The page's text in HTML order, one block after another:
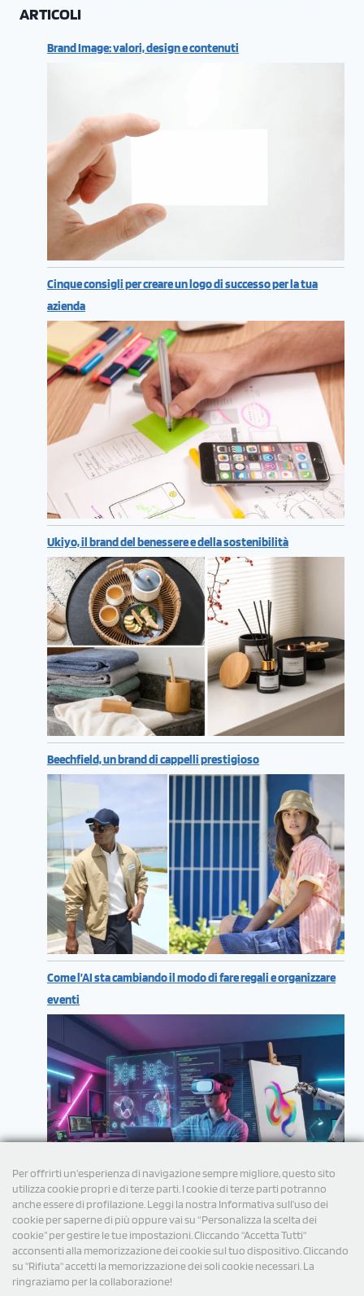
Per offrirti un'esperienza di navigazione sempre migliore, questo sito
utilizza cookie propri e di terze parti. I cookie di terze parti potranno
anche essere di profilazione. Leggi la nostra Informativa sull’uso dei
cookie per saperne di più oppure vai su “Personalizza la scelta dei
cookie” per gestire le tue impostazioni. Cliccando "Accetta Tutti"
acconsenti alla memorizzazione dei cookie sul tuo dispositivo. Cliccando
su "Rifiuta" accetti la memorizzazione dei soli cookie necessari. La
ringraziamo per la collaborazione!
ARTICOLI
Brand Image: valori, design e contenuti
Cinque consigli per creare un logo di successo per la tua
azienda
Ukiyo, il brand del benessere e della sostenibilità
Beechfield, un brand di cappelli prestigioso
Come l’AI sta cambiando il modo di fare regali e organizzare
eventi